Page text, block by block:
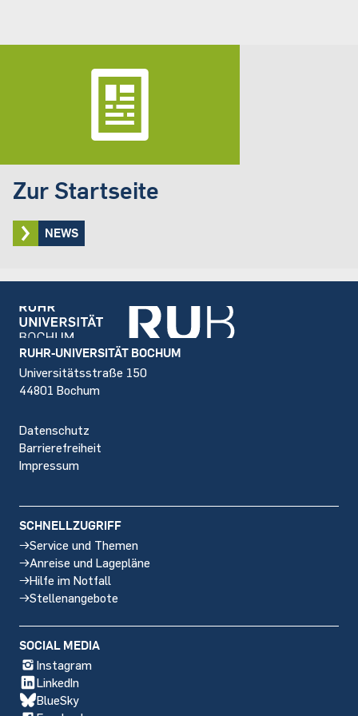
Zur Startseite
NEWS
Footer
RUHR-UNIVERSITÄT BOCHUM
Universitätsstraße 150
44801 Bochum
Datenschutz
Barrierefreiheit
Impressum
SCHNELLZUGRIFF
Service und Themen
Anreise und Lagepläne
Hilfe im Notfall
Stellenangebote
SOCIAL MEDIA
Instagram
LinkedIn
BlueSky